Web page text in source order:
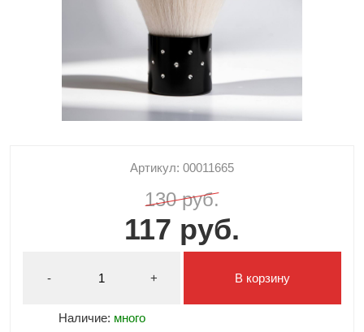
Артикул: 00011665
130 руб.
117 руб.
- +
Наличие: много
В корзину